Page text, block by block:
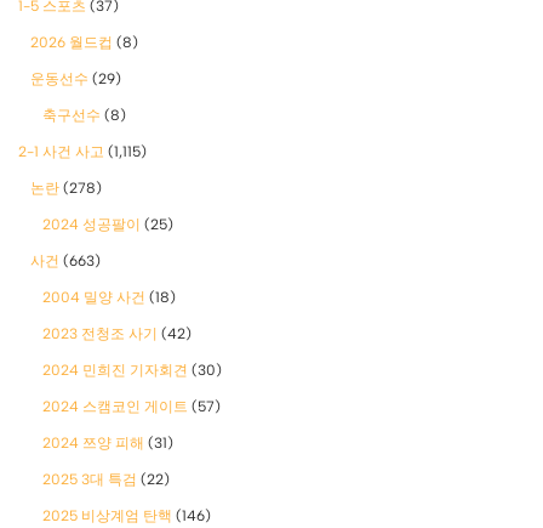
1-5 스포츠 (37)
2026 월드컵 (8)
운동선수 (29)
축구선수 (8)
2-1 사건 사고 (1,115)
논란 (278)
2024 성공팔이 (25)
사건 (663)
2004 밀양 사건 (18)
2023 전청조 사기 (42)
2024 민희진 기자회견 (30)
2024 스캠코인 게이트 (57)
2024 쯔양 피해 (31)
2025 3대 특검 (22)
2025 비상계엄 탄핵 (146)